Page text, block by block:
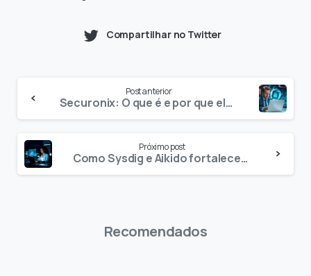
Compartilhar no Twitter
Post anterior
Securonix: O que é e por que ela está entre as plataformas de SIEM mais eficazes do mercado
Próximo post
Como Sysdig e Aikido fortalecem sua defesa cibernética
Recomendados